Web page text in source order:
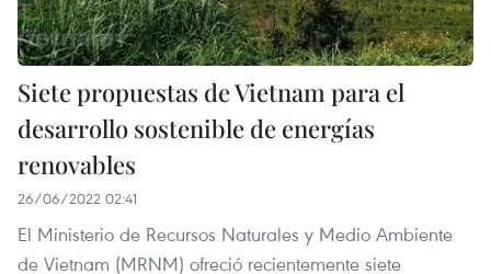
Siete propuestas de Vietnam para el
desarrollo sostenible de energías
renovables
26/06/2022 02:41
El Ministerio de Recursos Naturales y Medio Ambiente
de Vietnam (MRNM) ofreció recientemente siete